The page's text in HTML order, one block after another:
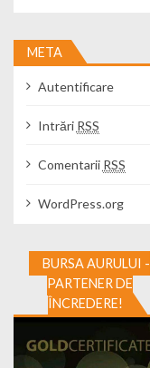
META
Autentificare
Intrări RSS
Comentarii RSS
WordPress.org
BURSA AURULUI -
PARTENER DE
ÎNCREDERE!